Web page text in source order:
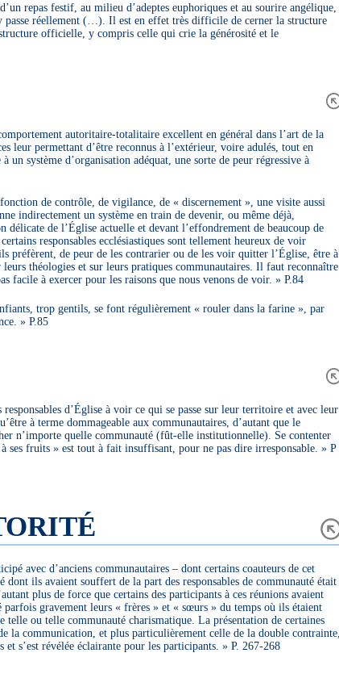
repas festif, au milieu d’adeptes euphoriques et au sourire angélique,
passe réellement (…). Il est en effet très difficile de cerner la structure
officielle, y compris celle qui crie la générosité et le
autoritaire-totalitaire excellent en général dans l’art de la
leur permettant d’être reconnus à l’extérieur, voire adulés, tout en
un système d’organisation adéquat, une sorte de peur régressive à
de contrôle, de vigilance, de « discernement », une visite aussi
indirectement un système en train de devenir, ou même déjà,
de l’Église actuelle et devant l’effondrement de beaucoup de
responsables ecclésiastiques sont tellement heureux de voir
préfèrent, de peur de les contrarier ou de les voir quitter l’Église, être à
théologies et sur leurs pratiques communautaires. Il faut reconnaître
facile à exercer pour les raisons que nous venons de voir. » P.84
trop gentils, se font régulièrement « rouler dans la farine », par
» P.85
d’Église à voir ce qui se passe sur leur territoire et avec leur
à terme dommageable aux communautaires, d’autant que le
n’importe quelle communauté (fût-elle institutionnelle). Se contenter
ses fruits » est tout à fait insuffisant, pour ne pas dire irresponsable. » P
avec d’anciens communautaires – dont certains coauteurs de cet
dont ils avaient souffert de la part des responsables de communauté était
plus de force que certains des participants à ces réunions avaient
parfois gravement leurs « frères » et « sœurs » du temps où ils étaient
telle ou telle communauté charismatique. La présentation de certaines
la communication, et plus particulièrement celle de la double contrainte,
et s’est révélée éclairante pour les participants. » P. 267-268